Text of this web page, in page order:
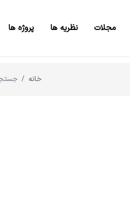
مجلات نظریه ها پروژه ها
خانه